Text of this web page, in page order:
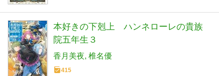
本好きの下剋上 ハンネローレの貴族
院五年生３
香月美夜 椎名優
415